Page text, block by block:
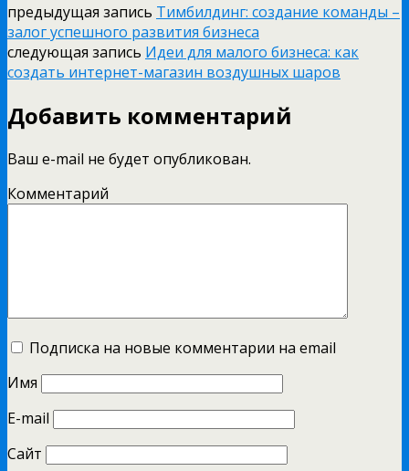
предыдущая запись Тимбилдинг: создание команды –
залог успешного развития бизнеса
следующая запись Идеи для малого бизнеса: как
создать интернет-магазин воздушных шаров
Добавить комментарий
Ваш e-mail не будет опубликован.
Комментарий
Подписка на новые комментарии на email
Имя
E-mail
Сайт